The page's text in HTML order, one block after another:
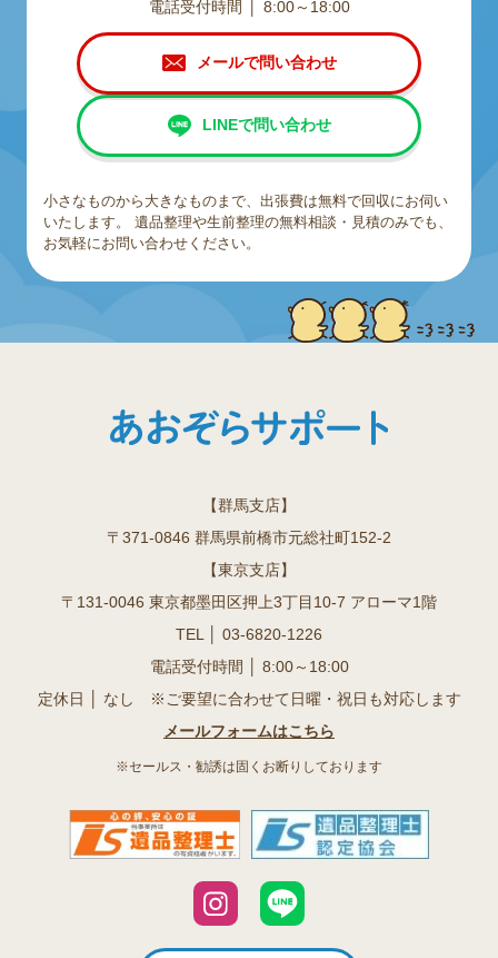
電話受付時間 8:00～18:00
メールで問い合わせ
LINEで問い合わせ
小さなものから大きなものまで、出張費は無料で回収にお伺い
いたします。
遺品整理や生前整理の無料相談・見積のみでも、
お気軽にお問い合わせください。
【群馬支店】
〒371-0846 群馬県前橋市元総社町152-2
【東京支店】
〒131-0046 東京都墨田区押上3丁目10-7 アローマ1階
TEL │ 03-6820-1226
電話受付時間 │ 8:00～18:00
定休日 │ なし ※ご要望に合わせて日曜・祝日も対応します
メールフォームはこちら
※セールス・勧誘は固くお断りしております